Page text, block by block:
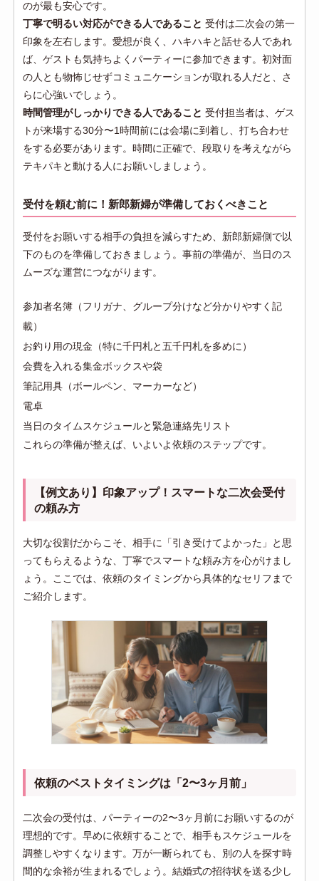
のが最も安心です。
丁寧で明るい対応ができる人であること 受付は二次会の第一
印象を左右します。愛想が良く、ハキハキと話せる人であれ
ば、ゲストも気持ちよくパーティーに参加できます。初対面
の人とも物怖じせずコミュニケーションが取れる人だと、さ
らに心強いでしょう。
時間管理がしっかりできる人であること 受付担当者は、ゲス
トが来場する30分〜1時間前には会場に到着し、打ち合わせ
をする必要があります。時間に正確で、段取りを考えながら
テキパキと動ける人にお願いしましょう。
受付を頼む前に！新郎新婦が準備しておくべきこと
受付をお願いする相手の負担を減らすため、新郎新婦側で以
下のものを準備しておきましょう。事前の準備が、当日のス
ムーズな運営につながります。
参加者名簿（フリガナ、グループ分けなど分かりやすく記
載）
お釣り用の現金（特に千円札と五千円札を多めに）
会費を入れる集金ボックスや袋
筆記用具（ボールペン、マーカーなど）
電卓
当日のタイムスケジュールと緊急連絡先リスト
これらの準備が整えば、いよいよ依頼のステップです。
【例文あり】印象アップ！スマートな二次会受付
の頼み方
大切な役割だからこそ、相手に「引き受けてよかった」と思
ってもらえるような、丁寧でスマートな頼み方を心がけまし
ょう。ここでは、依頼のタイミングから具体的なセリフまで
ご紹介します。
依頼のベストタイミングは「2〜3ヶ月前」
二次会の受付は、パーティーの2〜3ヶ月前にお願いするのが
理想的です。早めに依頼することで、相手もスケジュールを
調整しやすくなります。万が一断られても、別の人を探す時
間的な余裕が生まれるでしょう。結婚式の招待状を送る少し